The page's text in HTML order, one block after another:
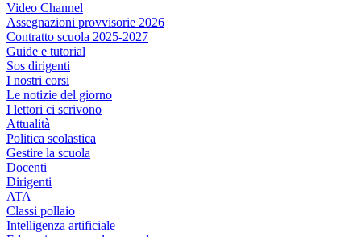
Video Channel
Assegnazioni provvisorie 2026
Contratto scuola 2025-2027
Guide e tutorial
Sos dirigenti
I nostri corsi
Le notizie del giorno
I lettori ci scrivono
Attualità
Politica scolastica
Gestire la scuola
Docenti
Dirigenti
ATA
Classi pollaio
Intelligenza artificiale